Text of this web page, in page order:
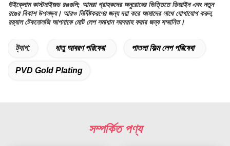
উইক্লোম কাস্টমাইজড রঙগুলি; আমরা গ্রাহকদের অনুরোধের ভিত্তিতে ডিজাইন এবং নতুন
রঙের বিকাশ উপলভ্য। আরও নির্দিষ্টকরণের জন্য দয়া করে আমাদের সাথে যোগাযোগ করুন,
রয়্যাল টেকনোলজি আপনাকে মোট লেপ সমাধান সরবরাহ করার জন্য সম্মানিত।
ট্যাগ: ধাতু আবরণ পরিষেবা পাতলা ফিল্ম লেপ পরিষেবা
PVD Gold Plating
সম্পর্কিত পণ্য